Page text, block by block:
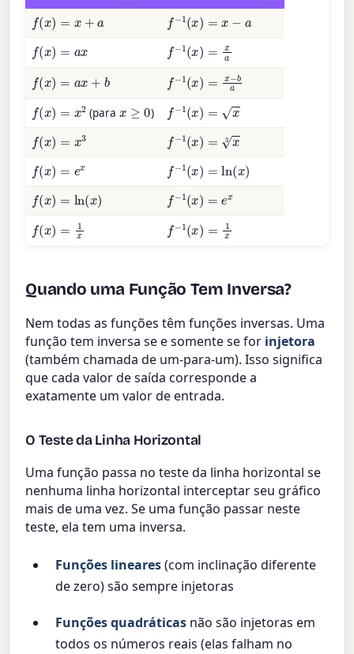
f(x)=x+a f−1(x)=x−a
f(x)=ax f−1(x)=xa
f(x)=ax+b f−1(x)=x−ba
f(x)=x2
(para
x≥0
)
f−1(x)=x
f(x)=x3 f−1(x)=x3
f(x)=ex f−1(x)=ln(x)
f(x)=ln(x) f−1(x)=ex
f(x)=1x f−1(x)=1x
Quando uma Função Tem Inversa?
Nem todas as funções têm funções inversas. Uma
função tem inversa se e somente se for injetora
(também chamada de um-para-um). Isso significa
que cada valor de saída corresponde a
exatamente um valor de entrada.
O Teste da Linha Horizontal
Uma função passa no teste da linha horizontal se
nenhuma linha horizontal interceptar seu gráfico
mais de uma vez. Se uma função passar neste
teste, ela tem uma inversa.
Funções lineares(com inclinação diferente
de zero) são sempre injetoras
Funções quadráticas não são injetoras em
todos os números reais (elas falham no